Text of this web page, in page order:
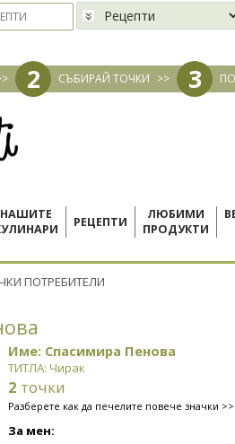
2 СЪБИРАЙ ТОЧКИ >> 3
НАШИТЕ
РЕЦЕПТИ
ЛЮБИМИ
ПРОДУКТИ
ПОТРЕБИТЕЛИ
Име: Спасимира Пенова
ТИТЛА: Чирак
2 точки
Разберете как да печелите повече значки >>
За мен: